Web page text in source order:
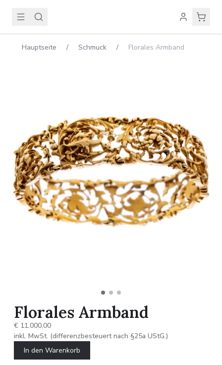
Hauptseite / Schmuck / Florales Armband
Florales Armband
€ 11.000,00
inkl. MwSt. (differenzbesteuert nach §25a UStG.)
In den Warenkorb